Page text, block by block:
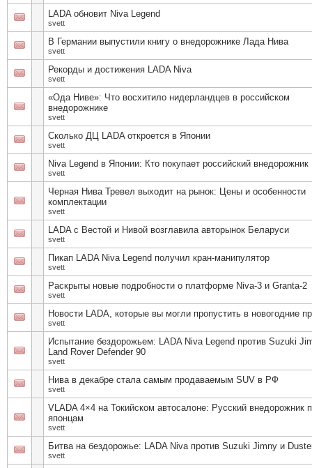
LADA обновит Niva Legend
svett
В Германии выпустили книгу о внедорожнике Лада Нива
svett
Рекорды и достижения LADA Niva
svett
«Ода Ниве»: Что восхитило нидерландцев в российском
внедорожнике
svett
Сколько ДЦ LADA откроется в Японии
svett
Niva Legend в Японии: Кто покупает российский внедорожник
svett
Черная Нива Тревел выходит на рынок: Цены и особенности
комплектации
svett
LADA с Вестой и Нивой возглавила авторынок Беларуси
svett
Пикап LADA Niva Legend получил кран-манипулятор
svett
Раскрыты новые подробности о платформе Niva-3 и Granta-2
svett
Новости LADA, которые вы могли пропустить в новогодние
svett
Испытание бездорожьем: LADA Niva Legend против Suzuki
Land Rover Defender 90
svett
Нива в декабре стала самым продаваемым SUV в РФ
svett
VLADA 4×4 на Токийском автосалоне: Русский внедорожник
японцам
svett
Битва на бездорожье: LADA Niva против Suzuki Jimny и
svett